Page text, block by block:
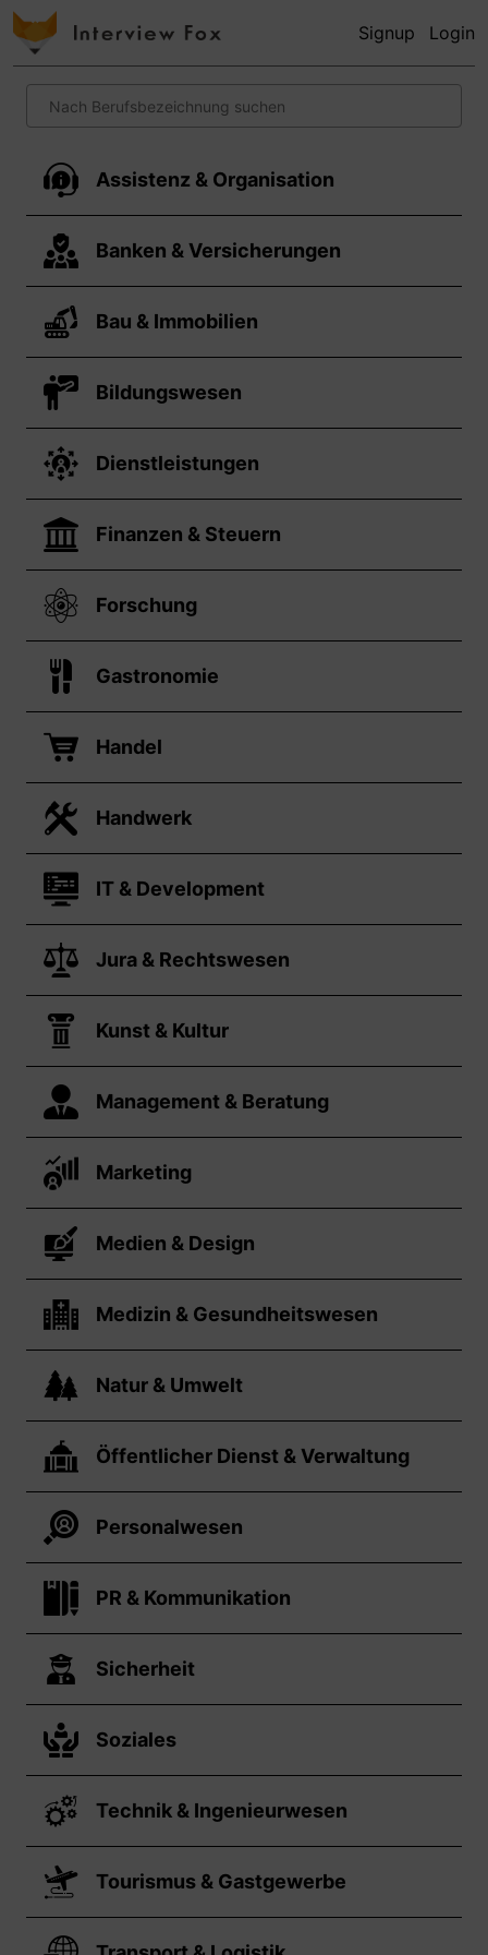
Signup Login
Assistenz & Organisation
Banken & Versicherungen
Bau & Immobilien
Bildungswesen
Dienstleistungen
Finanzen & Steuern
Forschung
Gastronomie
Handel
Handwerk
IT & Development
Jura & Rechtswesen
Kunst & Kultur
Management & Beratung
Marketing
Medien & Design
Medizin & Gesundheitswesen
Natur & Umwelt
Öffentlicher Dienst & Verwaltung
Personalwesen
PR & Kommunikation
Sicherheit
Soziales
Technik & Ingenieurwesen
Tourismus & Gastgewerbe